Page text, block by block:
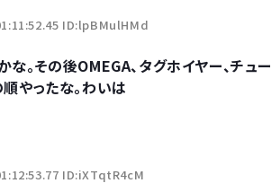
ID:lpBMulHMd
。その後OMEGA、タグホイヤー、チュー
やったな。わいは
ID:iXTqtR4cM